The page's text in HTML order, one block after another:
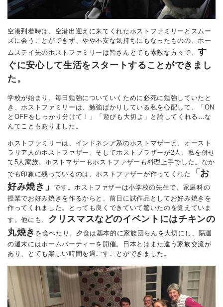
空港到着時は、空港出迎えに来てくれたホストファミリーとスムー
ズに会うことができず、やや不安な気持ちにもなったものの、ホー
ムステイ先のホストファミリーは皆さんとても素敵な方々で、す
ぐに安心して生活をスタートすることができまし
た。
学校が始まり、毎日勉強についていくために必死に勉強していたと
き、ホストファミリーは、勉強ばかりしている私を心配して、「ON
とOFFをしっかり分けて！」「遊びも大切よ」と諭してくれる…な
んてこともありました。
ホストファミリーは、インドネシア系のホストマザーと、オースト
ラリア人のホストファザー、そしてホストブラザーが2人、私を併せ
て5人家族。ホストマザーもホストファザーも料理上手でした。なか
でも印象に残っているのは、ホストファザーが作ってくれた
「お
好み焼き」です。ホストファザーは小学校の先生で、家庭科の
授業でお好み焼きを作るからと、前日に試作品としてお好み焼きを
作ってくれました。とっても良くできていて驚いたのを覚えていま
す。他にも、 クリスマスなどのイベントにはチキンの
丸焼き を食べたり。夕食は基本的に家族団らんを大切にし、隔週
の週末にはホームパーティーを開催。日本とはまた違う家族交流が
あり、とても楽しい時間を過ごすことができました。